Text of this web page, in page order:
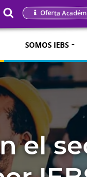
Oferta
SOMOS IEBS
el